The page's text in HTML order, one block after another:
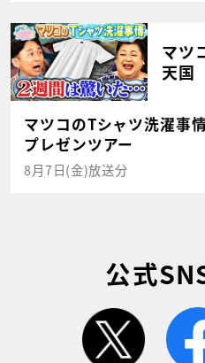
マツ
天国
マツコのTシャツ洗濯事
プレゼンツアー
8月7日(金)放送分
公式
twitter